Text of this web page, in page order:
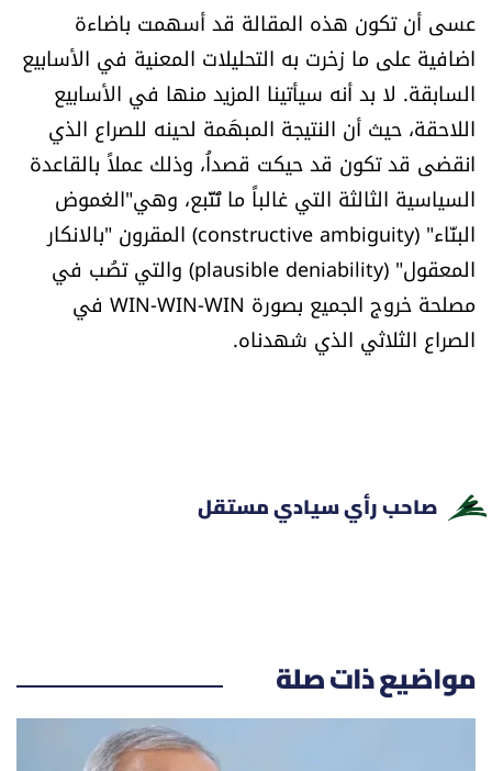
عسى أن تكون هذه المقالة قد أسهمت باضاءة
اضافية على ما زخرت به التحليلات المعنية في الأسابيع
السابقة. لا بد أنه سيأتينا المزيد منها في الأسابيع
اللاحقة، حيث أن النتيجة المبهَمة لحينه للصراع الذي
انقضى قد تكون قد حيكت قصداُ، وذلك عملاً بالقاعدة
السياسية الثالثة التي غالباً ما تُتَّبع، وهي"الغموض
البنّاء" (constructive ambiguity) المقرون "بالانكار
المعقول" (plausible deniability) والتي تصُب في
مصلحة خروج الجميع بصورة WIN-WIN-WIN في
الصراع الثلاثي الذي شهدناه.
صاحب رأي سيادي مستقل
مواضيع ذات صلة